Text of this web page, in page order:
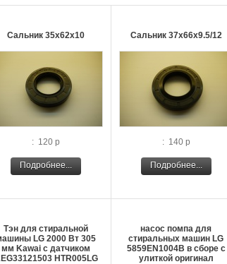
Сальник 35х62х10
: 120 р
Подробнее...
Сальник 37х66х9.5/12
: 140 р
Подробнее...
Тэн для стиральной
LG 2000 Вт 305
мм Kawai с датчиком
HTR005LG
насос помпа для
стиральных машин LG
5859EN1004B в сборе с
улиткой оригинал